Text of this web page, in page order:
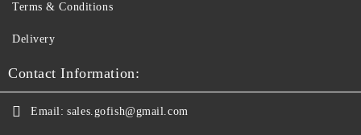
Terms & Conditions
Delivery
Contact Information:
Email: sales.gofish@gmail.com